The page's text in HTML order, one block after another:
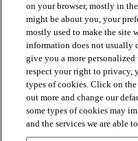
BEKIJK PRODUCTEN
HANDIGE TOOLS
on your browser, mostly in
might be about you, your
mostly used to make the site
information does not
give you a more personalized
respect your right to privacy,
types of cookies. Click on
out more and change our
some types of cookies may
and the services we are able